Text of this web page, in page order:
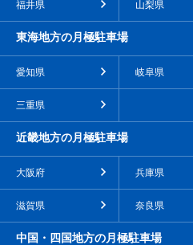
福井県 山梨県
東海地方の月極駐車場
愛知県 岐阜県
三重県
近畿地方の月極駐車場
大阪府 兵庫県
滋賀県 奈良県
中国・四国地方の月極駐車場